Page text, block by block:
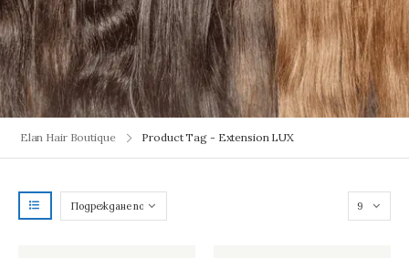
Product Tag - Extension LUX